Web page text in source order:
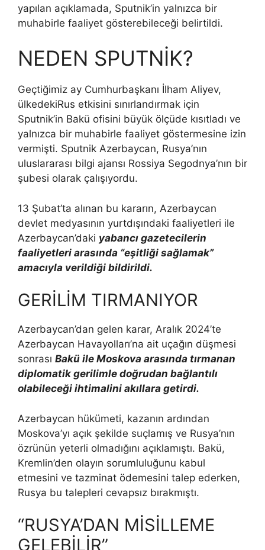
yapılan açıklamada, Sputnik’in yalnızca bir
muhabirle faaliyet gösterebileceği belirtildi.
NEDEN SPUTNİK?
Geçtiğimiz ay Cumhurbaşkanı İlham Aliyev,
ülkedekiRus etkisini sınırlandırmak için
Sputnik’in Bakü ofisini büyük ölçüde kısıtladı ve
yalnızca bir muhabirle faaliyet göstermesine izin
vermişti. Sputnik Azerbaycan, Rusya’nın
uluslararası bilgi ajansı Rossiya Segodnya’nın bir
şubesi olarak çalışıyordu.
13 Şubat’ta alınan bu kararın, Azerbaycan
devlet medyasının yurtdışındaki faaliyetleri ile
Azerbaycan’daki yabancı gazetecilerin
faaliyetleri arasında “eşitliği sağlamak”
amacıyla verildiği bildirildi.
GERİLİM TIRMANIYOR
Azerbaycan’dan gelen karar, Aralık 2024’te
Azerbaycan Havayolları’na ait uçağın düşmesi
sonrası Bakü ile Moskova arasında tırmanan
diplomatik gerilimle doğrudan bağlantılı
olabileceği ihtimalini akıllara getirdi.
Azerbaycan hükümeti, kazanın ardından
Moskova’yı açık şekilde suçlamış ve Rusya’nın
özrünün yeterli olmadığını açıklamıştı. Bakü,
Kremlin’den olayın sorumluluğunu kabul
etmesini ve tazminat ödemesini talep ederken,
Rusya bu talepleri cevapsız bırakmıştı.
“RUSYA’DAN MİSİLLEME
GELEBİLİR”